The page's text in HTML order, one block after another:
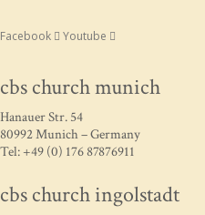
Facebook Youtube
cbs church munich
Hanauer Str. 54
80992 Munich – Germany
Tel: +49 (0) 176 87876911
cbs church ingolstadt